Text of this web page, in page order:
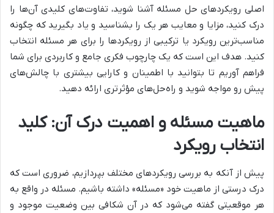
اصلی رویکردهای حل مسئله آشنا شوید، تفاوت‌های کلیدی آن‌ها را
درک کنید، مزایا و معایب هر یک را بشناسید و یاد بگیرید که چگونه
مناسب‌ترین رویکرد یا ترکیبی از رویکردها را برای هر مسئله انتخاب
کنید. هدف این است که یک چارچوب فکری جامع و کاربردی برای شما
فراهم آوریم تا بتوانید با اطمینان و کارایی بیشتری با چالش‌های
پیش رو مواجه شوید و راه‌حل‌های مؤثرتری ارائه دهید.
ماهیت مسئله و اهمیت درک آن: کلید
انتخاب رویکرد
پیش از آنکه به بررسی رویکردهای مختلف بپردازیم، ضروری است که
درک درستی از ماهیت خود «مسئله» داشته باشیم. مسئله در واقع به
هر موقعیتی گفته می‌شود که در آن شکافی بین وضعیت موجود و